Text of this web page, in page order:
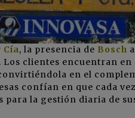
Cía, la presencia de Bosch
clientes encuentran
en el
confían en que cada
para la gestión diaria de